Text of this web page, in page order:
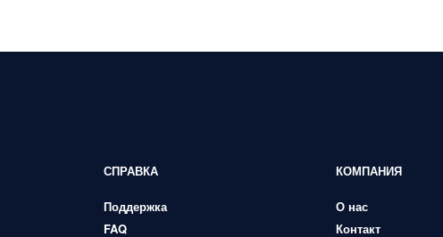
СПРАВКА
Поддержка
FAQ
КОМПАНИЯ
О нас
Контакт